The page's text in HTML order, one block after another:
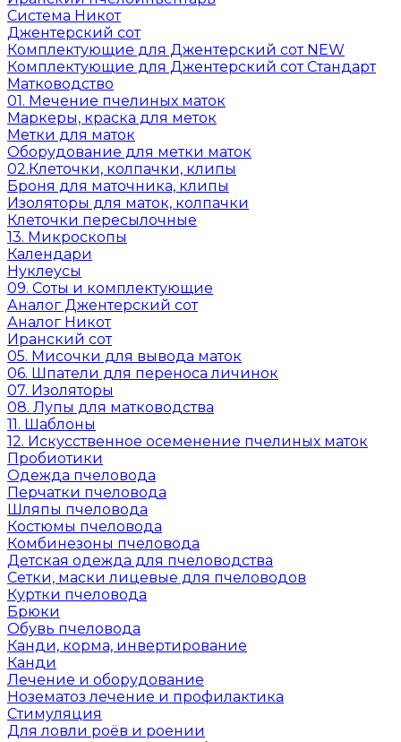
Система Никот
Джентерский сот
Комплектующие для Джентерский сот NEW
Комплектующие для Джентерский сот Стандарт
Матководство
01. Мечение пчелиных маток
Маркеры, краска для меток
Метки для маток
Оборудование для метки маток
02.Клеточки, колпачки, клипы
Броня для маточника, клипы
Изоляторы для маток, колпачки
Клеточки пересылочные
13. Микроскопы
Календари
Нуклеусы
09. Соты и комплектующие
Аналог Джентерский сот
Аналог Никот
Иранский сот
05. Мисочки для вывода маток
06. Шпатели для переноса личинок
07. Изоляторы
08. Лупы для матководства
11. Шаблоны
12. Искусственное осеменение пчелиных маток
Пробиотики
Одежда пчеловода
Перчатки пчеловода
Шляпы пчеловода
Костюмы пчеловода
Комбинезоны пчеловода
Детская одежда для пчеловодства
Сетки, маски лицевые для пчеловодов
Куртки пчеловода
Брюки
Обувь пчеловода
Канди, корма, инвертирование
Канди
Лечение и оборудование
Нозематоз лечение и профилактика
Стимуляция
Для ловли роёв и роении